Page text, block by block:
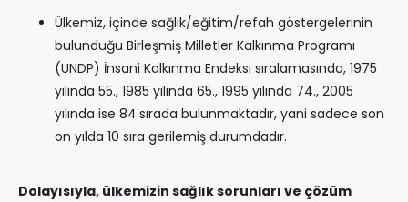
Ülkemiz, içinde sağlık/eğitim/refah göstergelerinin
bulunduğu Birleşmiş Milletler Kalkınma Programı
(UNDP) İnsani Kalkınma Endeksi sıralamasında, 1975
yılında 55., 1985 yılında 65., 1995 yılında 74., 2005
yılında ise 84.sırada bulunmaktadır, yani sadece son
on yılda 10 sıra gerilemiş durumdadır.
Dolayısıyla, ülkemizin sağlık sorunları ve çözüm